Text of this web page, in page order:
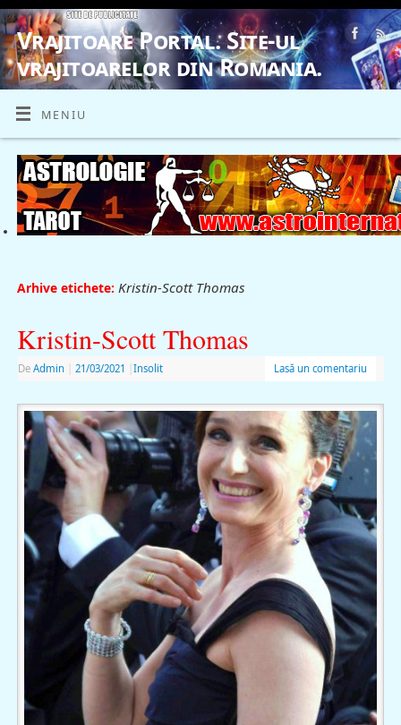
Vrajitoare Portal. Site-ul
vrajitoarelor din Romania.
VRAJITOARE, VRAJITOARELE, VRAJITOARE
MENIU
Arhive etichete: Kristin-Scott Thomas
Kristin-Scott Thomas
De Admin 21/03/2021 Insolit Lasă un comentariu